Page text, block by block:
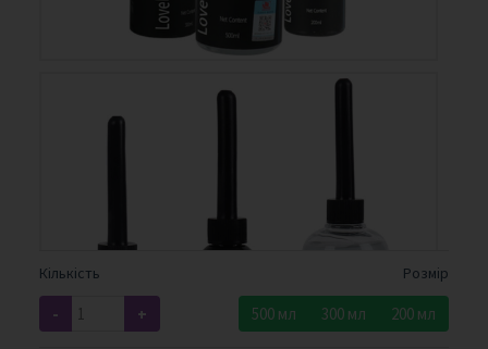
Кількість Розмір
- + 500 мл 300 мл 200 мл